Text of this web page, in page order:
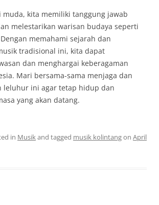
muda, kita memiliki tanggung jawab
melestarikan warisan budaya seperti
memahami sejarah dan
tradisional ini, kita dapat
dan menghargai keberagaman
Mari bersama-sama menjaga dan
leluhur ini agar tetap hidup dan
yang akan datang.
in Musikand tagged musik kolintangon April